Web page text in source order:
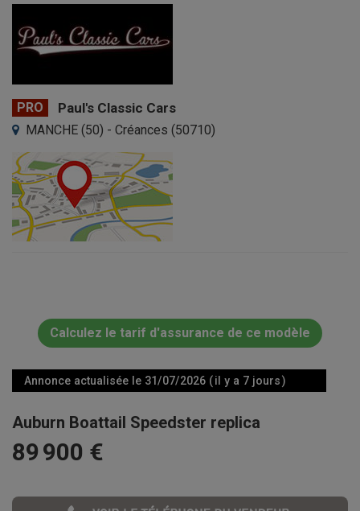
PRO Paul's Classic Cars
MANCHE (50) - Créances (50710)
Calculez le tarif d'assurance de ce modèle
Annonce actualisée le 31/07/2026 ( il y a 7 jours )
Auburn Boattail Speedster replica
89 900 €